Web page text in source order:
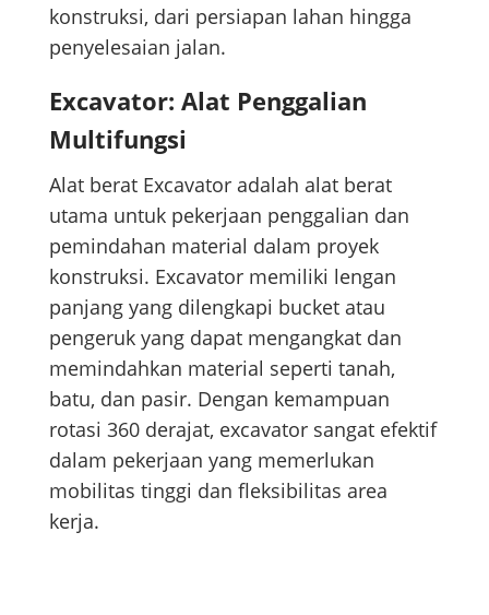
konstruksi, dari persiapan lahan hingga
penyelesaian jalan.
Excavator: Alat Penggalian
Multifungsi
Alat berat Excavator adalah alat berat
utama untuk pekerjaan penggalian dan
pemindahan material dalam proyek
konstruksi. Excavator memiliki lengan
panjang yang dilengkapi bucket atau
pengeruk yang dapat mengangkat dan
memindahkan material seperti tanah,
batu, dan pasir. Dengan kemampuan
rotasi 360 derajat, excavator sangat efektif
dalam pekerjaan yang memerlukan
mobilitas tinggi dan fleksibilitas area
kerja.